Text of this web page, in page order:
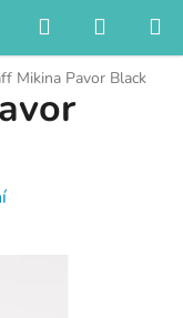
Hledat
KOŠÍK
Mikina Pavor Black